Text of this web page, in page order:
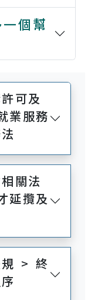
個幫
可及
業服務
關法
延攬及
規 > 終